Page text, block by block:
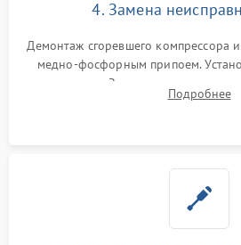
4. Замена
Демонтаж сгоревшего компрессора и
медно-фосфорным припоем.
осушителя. Замена изношенных
сломанных заслонок илиПодробнее